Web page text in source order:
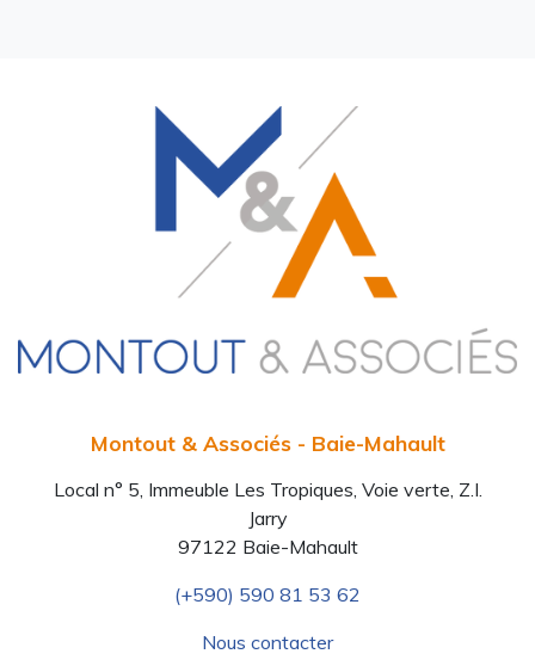
Montout & Associés - Baie-Mahault
Local n° 5, Immeuble Les Tropiques, Voie verte, Z.I.
Jarry
97122 Baie-Mahault
(+590) 590 81 53 62
Nous contacter